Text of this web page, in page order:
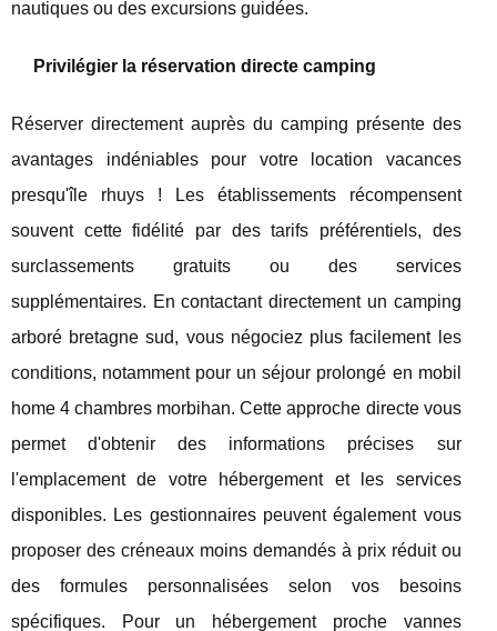
nautiques ou des excursions guidées.
Privilégier la réservation directe camping
Réserver directement auprès du camping présente des
avantages indéniables pour votre location vacances
presqu'île rhuys ! Les établissements récompensent
souvent cette fidélité par des tarifs préférentiels, des
surclassements gratuits ou des services
supplémentaires. En contactant directement un camping
arboré bretagne sud, vous négociez plus facilement les
conditions, notamment pour un séjour prolongé en mobil
home 4 chambres morbihan. Cette approche directe vous
permet d'obtenir des informations précises sur
l'emplacement de votre hébergement et les services
disponibles. Les gestionnaires peuvent également vous
proposer des créneaux moins demandés à prix réduit ou
des formules personnalisées selon vos besoins
spécifiques. Pour un hébergement proche vannes